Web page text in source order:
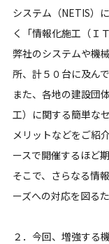
システム（NETIS）
く「情報化施工（Ｉ
弊社のシステムや機
所、計５０台に及んで
また、各地の建設団
工）に関する簡単な
メリットなどをご紹
ースで開催するほど
そこで、さらなる情
ーズへの対応を図る
２．今回、増強する